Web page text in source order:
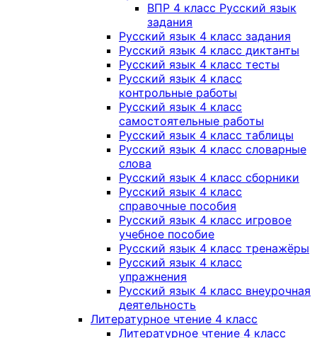
ВПР 4 класс Русский язык
задания
Русский язык 4 класс задания
Русский язык 4 класс диктанты
Русский язык 4 класс тесты
Русский язык 4 класс
контрольные работы
Русский язык 4 класс
самостоятельные работы
Русский язык 4 класс таблицы
Русский язык 4 класс словарные
слова
Русский язык 4 класс сборники
Русский язык 4 класс
справочные пособия
Русский язык 4 класс игровое
учебное пособие
Русский язык 4 класс тренажёры
Русский язык 4 класс
упражнения
Русский язык 4 класс внеурочная
деятельность
Литературное чтение 4 класс
Литературное чтение 4 класс